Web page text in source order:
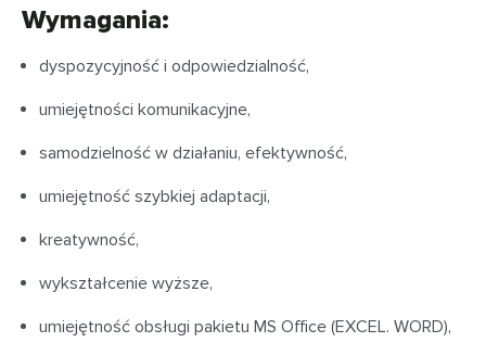
Wymagania:
dyspozycyjność i odpowiedzialność,
umiejętności komunikacyjne,
samodzielność w działaniu, efektywność,
umiejętność szybkiej adaptacji,
kreatywność,
wykształcenie wyższe,
umiejętność obsługi pakietu MS Office (EXCEL. WORD),